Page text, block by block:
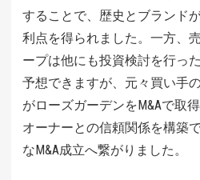
することで、歴史とブランド
利点を得られました。 一方、
ープは他にも投資検討を行っ
予想できますが、元々買い手
がローズガーデンをM&Aで取
オーナーとの信頼関係を構築
なM&A成立へ繋がりました。